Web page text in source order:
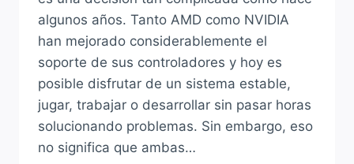
algunos años. Tanto AMD como NVIDIA
han mejorado considerablemente el
soporte de sus controladores y hoy es
posible disfrutar de un sistema estable,
jugar, trabajar o desarrollar sin pasar horas
solucionando problemas. Sin embargo, eso
no significa que ambas…